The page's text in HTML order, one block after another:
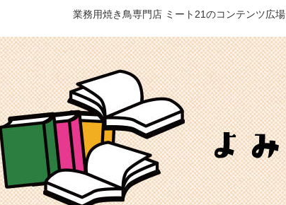
業務用焼き鳥専門店 ミート21のコンテンツ広場